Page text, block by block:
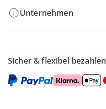
Unternehmen
Sicher & flexibel bezahlen